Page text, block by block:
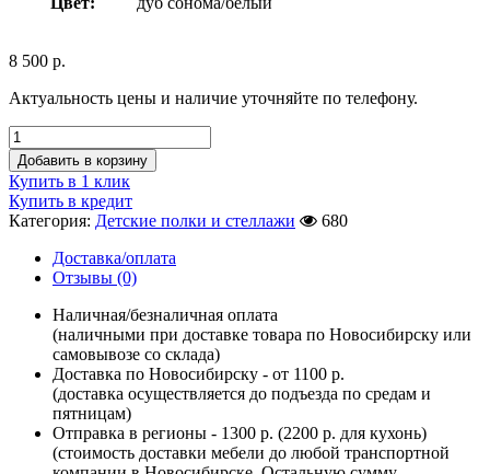
8 500 р.
Актуальность цены и наличие уточняйте по телефону.
Добавить в корзину
Купить в 1 клик
Купить в кредит
Категория: Детские полки и стеллажи
680
Доставка/оплата
Отзывы (0)
Наличная/безналичная оплата
(наличными при доставке товара по Новосибирску или
самовывозе со склада)
Доставка по Новосибирску - от 1100 р.
(доставка осуществляется до подъезда по средам и
пятницам)
Отправка в регионы - 1300 р. (2200 р. для кухонь)
(стоимость доставки мебели до любой транспортной